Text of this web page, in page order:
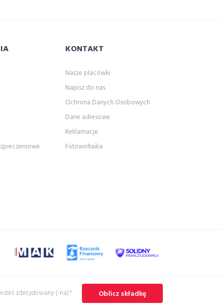
KONTAKT
Nasze placówki
Napisz do nas
Ochrona Danych Osobowych
Dane adresowe
Reklamacje
Fotowoltaika
zdecydowany (-na)? Oblicz składkę